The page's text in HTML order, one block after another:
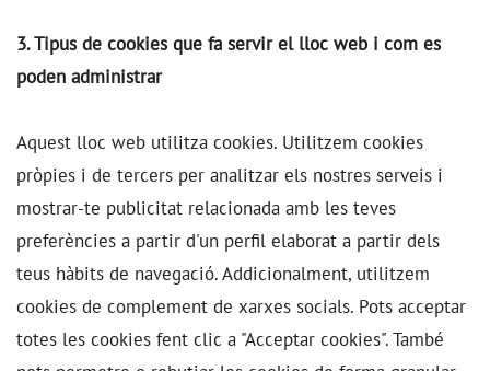
3. Tipus de cookies que fa servir el lloc web i com es
poden administrar
Aquest lloc web utilitza cookies. Utilitzem cookies
pròpies i de tercers per analitzar els nostres serveis i
mostrar-te publicitat relacionada amb les teves
preferències a partir d'un perfil elaborat a partir dels
teus hàbits de navegació. Addicionalment, utilitzem
cookies de complement de xarxes socials. Pots acceptar
totes les cookies fent clic a "Acceptar cookies". També